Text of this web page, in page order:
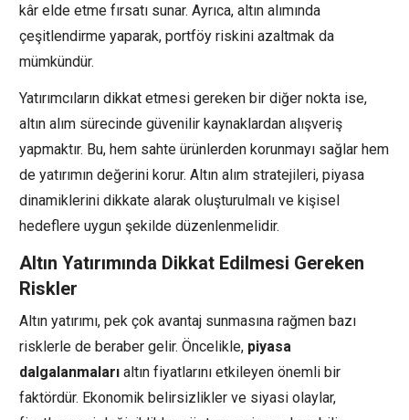
kâr elde etme fırsatı sunar. Ayrıca, altın alımında
çeşitlendirme yaparak, portföy riskini azaltmak da
mümkündür.
Yatırımcıların dikkat etmesi gereken bir diğer nokta ise,
altın alım sürecinde güvenilir kaynaklardan alışveriş
yapmaktır. Bu, hem sahte ürünlerden korunmayı sağlar hem
de yatırımın değerini korur. Altın alım stratejileri, piyasa
dinamiklerini dikkate alarak oluşturulmalı ve kişisel
hedeflere uygun şekilde düzenlenmelidir.
Altın Yatırımında Dikkat Edilmesi Gereken
Riskler
Altın yatırımı, pek çok avantaj sunmasına rağmen bazı
risklerle de beraber gelir. Öncelikle, piyasa
dalgalanmaları altın fiyatlarını etkileyen önemli bir
faktördür. Ekonomik belirsizlikler ve siyasi olaylar,